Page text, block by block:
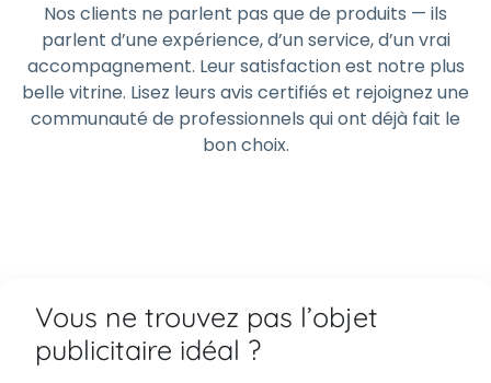
Nos clients ne parlent pas que de produits — ils
parlent d’une expérience, d’un service, d’un vrai
accompagnement. Leur satisfaction est notre plus
belle vitrine. Lisez leurs avis certifiés et rejoignez une
communauté de professionnels qui ont déjà fait le
bon choix.
Vous ne trouvez pas l’objet
publicitaire idéal ?